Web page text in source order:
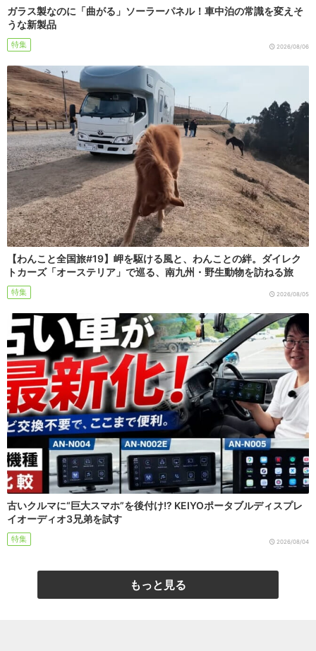
ガラス製なのに「曲がる」ソーラーパネル！車中泊の常識を変えそ
うな新製品
特集 2026/08/06
【わんこと全国旅#19】岬を駆ける風と、わんことの絆。ダイレク
トカーズ「オーステリア」で巡る、南九州・野生動物を訪ねる旅
特集 2026/08/05
古いクルマに“巨大スマホ”を後付け!? KEIYOポータブルディスプレ
イオーディオ3兄弟を試す
特集 2026/08/04
もっと見る